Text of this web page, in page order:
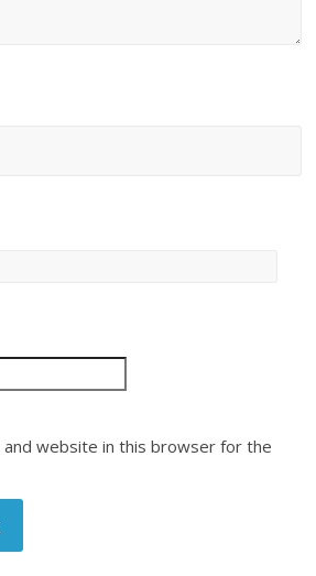
and website in this browser for the